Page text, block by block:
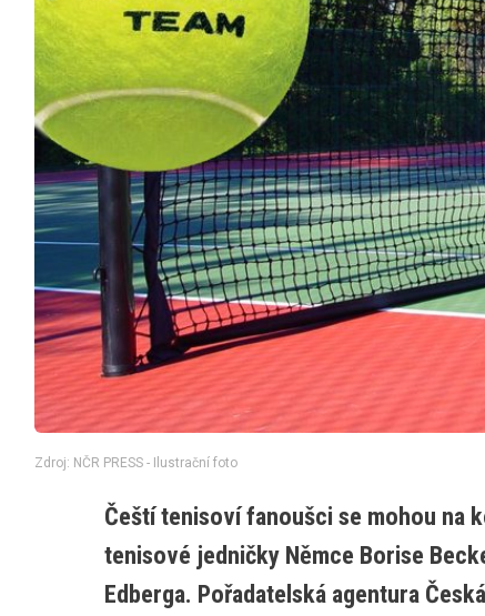
Zdroj: NČR PRESS - Ilustrační foto
Čeští tenisoví fanoušci se mohou na
tenisové jedničky Němce Borise
Edberga. Pořadatelská agentura